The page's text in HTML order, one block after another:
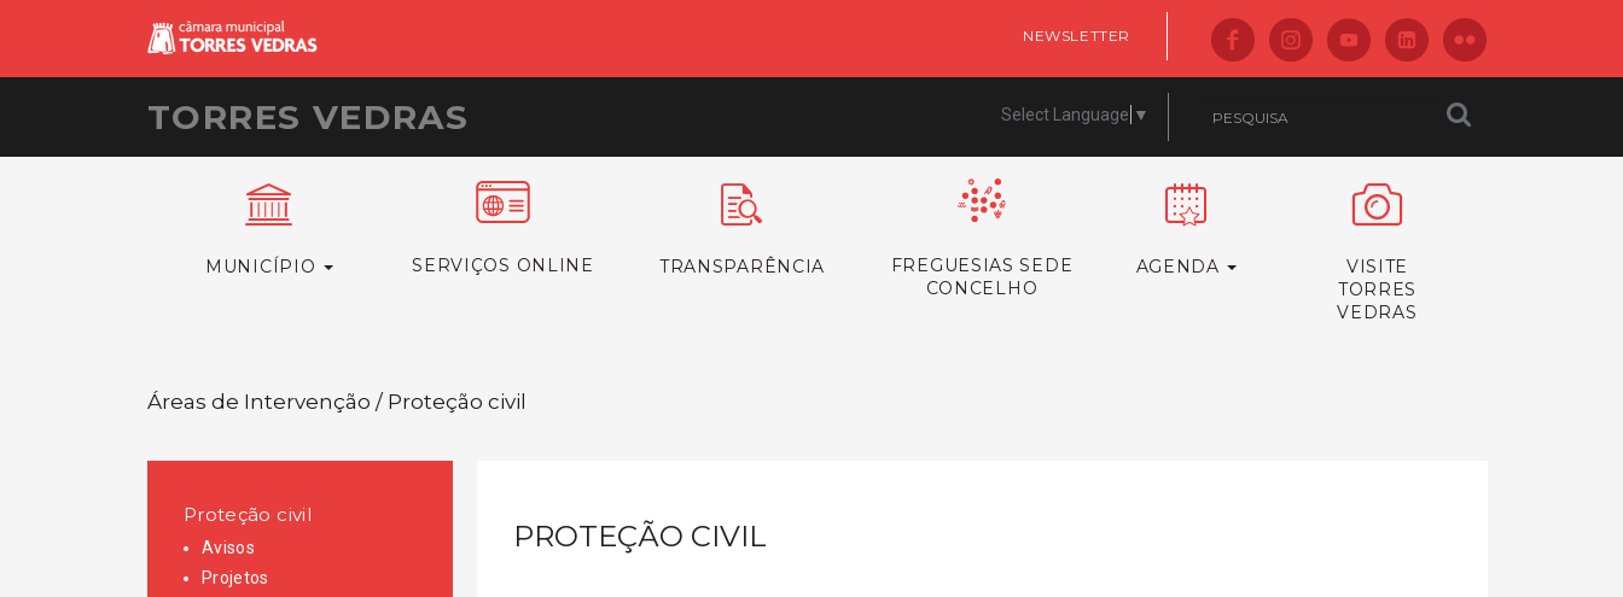
NEWSLETTER
TORRES VEDRAS Select Language ▼
MUNICÍPIO SERVIÇOS ONLINE TRANSPARÊNCIA
FREGUESIAS SEDE
CONCELHO
AGENDA
VISITE
TORRES
VEDRAS
Áreas de Intervenção / Proteção civil
Proteção civil
Avisos
Projetos
PROTEÇÃO CIVIL